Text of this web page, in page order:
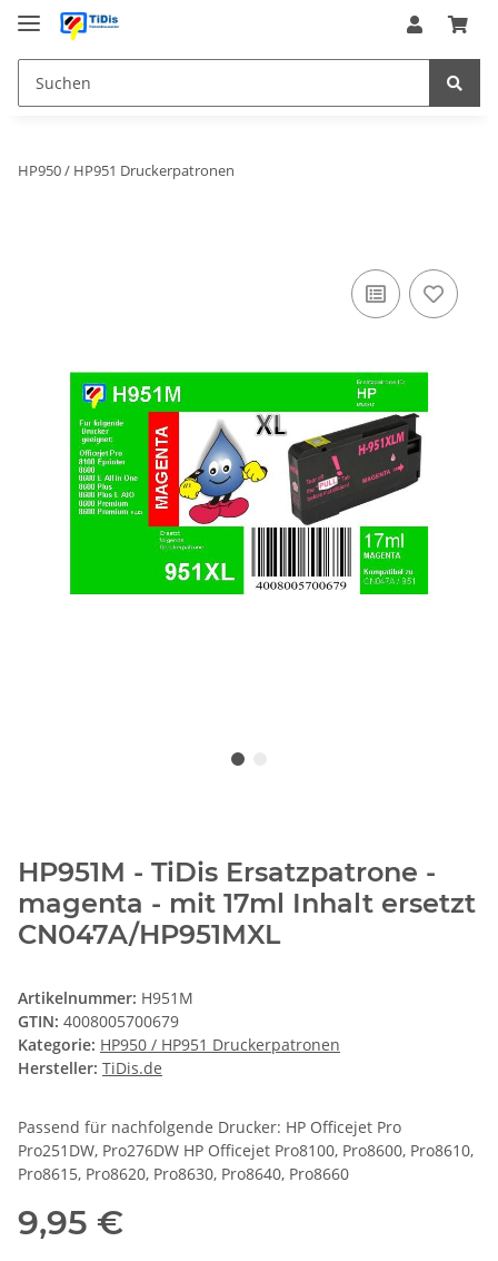
HP950 / HP951 Druckerpatronen
HP951M - TiDis Ersatzpatrone -
magenta - mit 17ml Inhalt ersetzt
CN047A/HP951MXL
Artikelnummer: H951M
GTIN: 4008005700679
Kategorie: HP950 / HP951 Druckerpatronen
Hersteller: TiDis.de
Passend für nachfolgende Drucker: HP Officejet Pro
Pro251DW, Pro276DW HP Officejet Pro8100, Pro8600, Pro8610,
Pro8615, Pro8620, Pro8630, Pro8640, Pro8660
9,95 €